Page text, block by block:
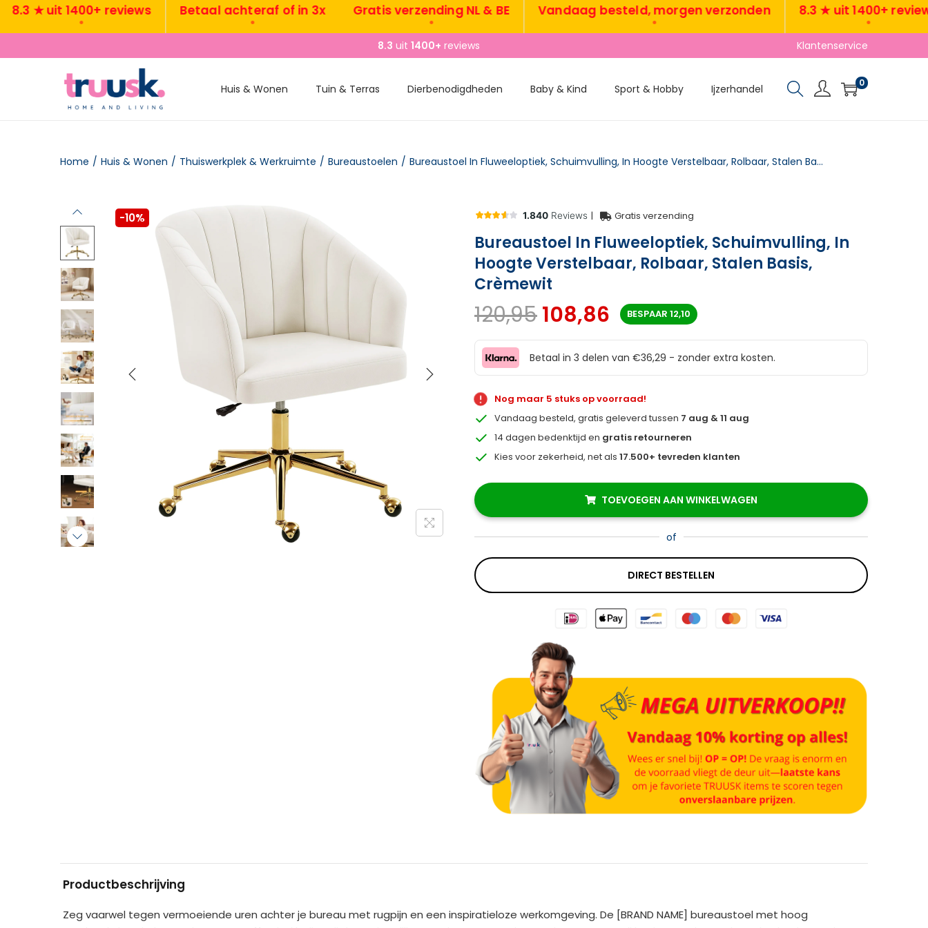
★ uit 1400+ reviews Betaal achteraf of in 3x Gratis verzending NL & BE Vandaag besteld, morgen verzonden 8.3 ★ uit 1400+ reviews
8.3 uit 1400+ reviews Klantenservice
Huis & Wonen Tuin & Terras Dierbenodigdheden Baby & Kind Sport & Hobby Ijzerhandel 0
Home / Huis & Wonen / Thuiswerkplek & Werkruimte / Bureaustoelen / Bureaustoel In Fluweeloptiek, Schuimvulling, In Hoogte Verstelbaar, Rolbaar, Stalen Basis, Crèmewit
-10% | Gratis verzending
Bureaustoel In Fluweeloptiek, Schuimvulling, In
Hoogte Verstelbaar, Rolbaar, Stalen Basis,
Crèmewit
120,95108,86 BESPAAR 12,10
Betaal in 3 delen van €36,29 - zonder extra kosten.
Nog maar 5 stuks op voorraad!
Vandaag besteld, gratis geleverd tussen 7 aug & 11 aug
14 dagen bedenktijd en gratis retourneren
Kies voor zekerheid, net als17.500+ tevreden klanten
TOEVOEGEN AAN WINKELWAGEN
of
DIRECT BESTELLEN
r
Productbeschrijving
Zeg vaarwel tegen vermoeiende uren achter je bureau met rugpijn en een inspiratieloze werkomgeving. De [BRAND NAME] bureaustoel met hoog